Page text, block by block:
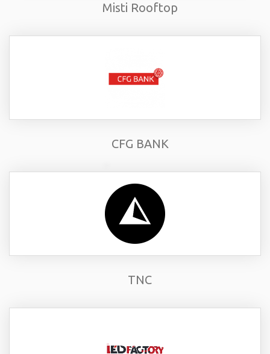
Misti Rooftop
CFG BANK
TNC